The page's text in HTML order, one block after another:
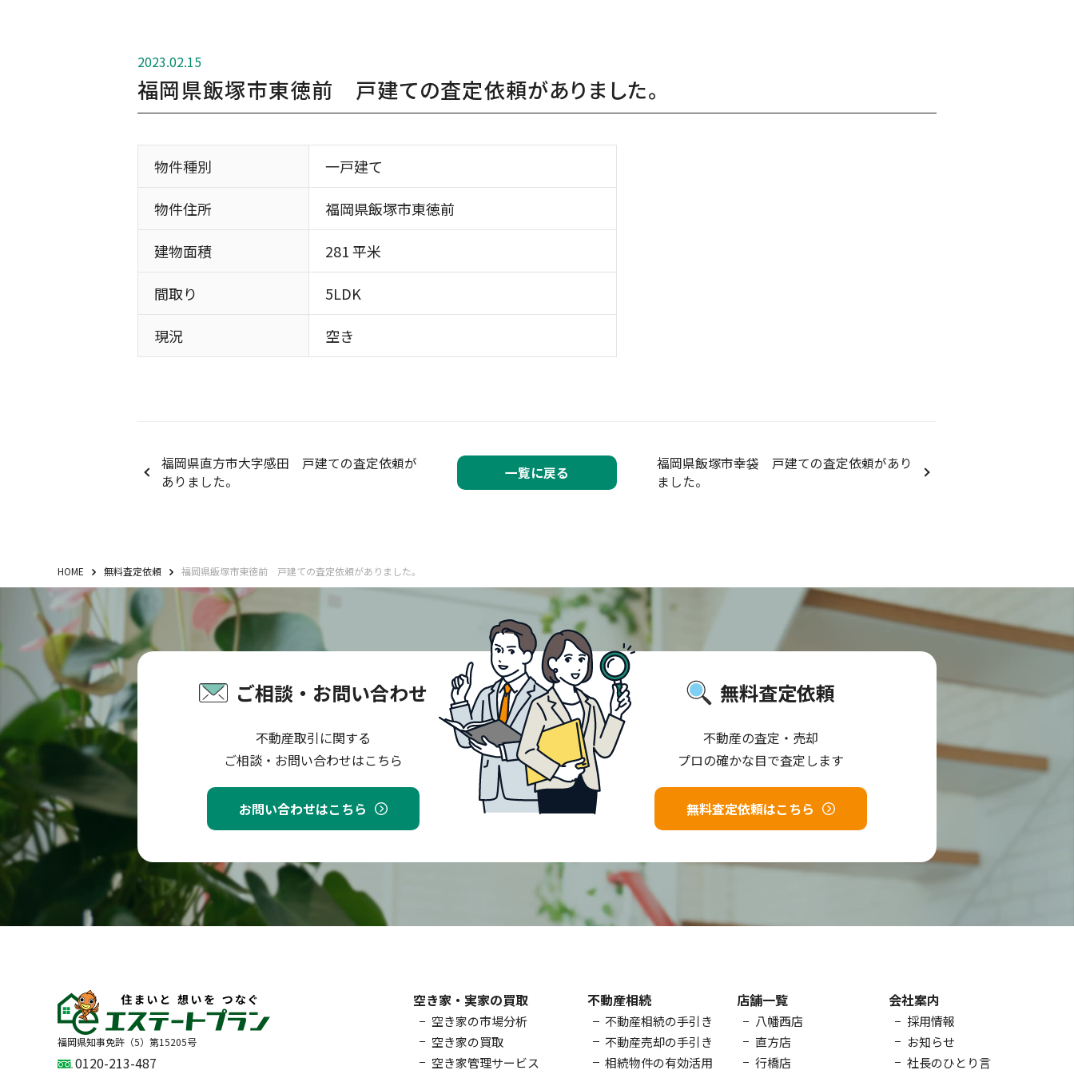
2023.02.15
福岡県飯塚市東徳前 戸建ての査定依頼がありました。
物件種別 一戸建て
物件住所 福岡県飯塚市東徳前
建物面積 281 平米
間取り 5LDK
現況 空き
福岡県直方市大字感田 戸建ての査定依頼が
ありました。
一覧に戻る
福岡県飯塚市幸袋 戸建ての査定依頼があり
ました。
HOME 無料査定依頼 福岡県飯塚市東徳前 戸建ての査定依頼がありました。
ご相談・お問い合わせ
不動産取引に関する
ご相談・お問い合わせはこちら
お問い合わせはこちら
無料査定依頼
不動産の査定・売却
プロの確かな目で査定します
無料査定依頼はこちら
福岡県知事免許（5）第15205号
0120-213-487
空き家・実家の買取
空き家の市場分析
空き家の買取
空き家管理サービス
不動産相続
不動産相続の手引き
不動産売却の手引き
相続物件の有効活用
店舗一覧
八幡西店
直方店
行橋店
会社案内
採用情報
お知らせ
社長のひとり言